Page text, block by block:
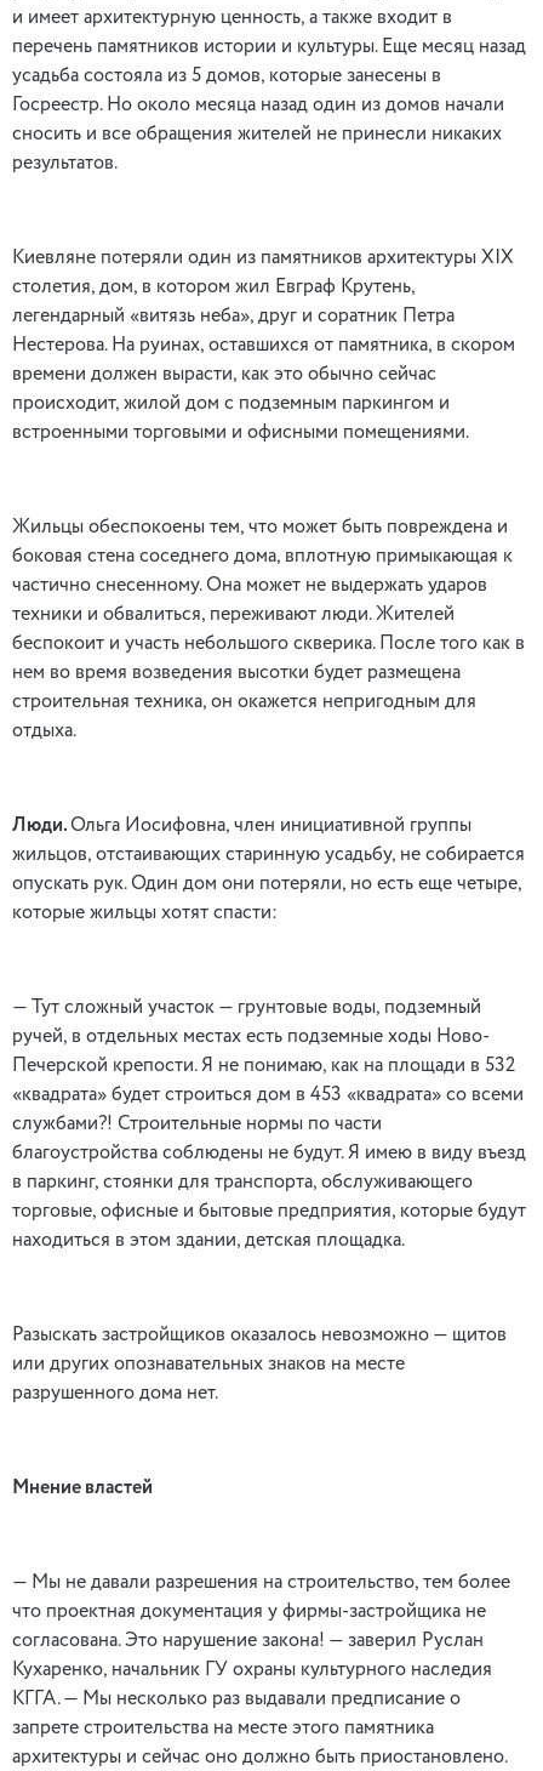
и имеет архитектурную ценность, а также входит в
перечень памятников истории и культуры. Еще месяц назад
усадьба состояла из 5 домов, которые занесены в
Госреестр. Но около месяца назад один из домов начали
сносить и все обращения жителей не принесли никаких
результатов.
Киевляне потеряли один из памятников архитектуры XIX
столетия, дом, в котором жил Евграф Крутень,
легендарный «витязь неба», друг и соратник Петра
Нестерова. На руинах, оставшихся от памятника, в скором
времени должен вырасти, как это обычно сейчас
происходит, жилой дом с подземным паркингом и
встроенными торговыми и офисными помещениями.
Жильцы обеспокоены тем, что может быть повреждена и
боковая стена соседнего дома, вплотную примыкающая к
частично снесенному. Она может не выдержать ударов
техники и обвалиться, переживают люди. Жителей
беспокоит и участь небольшого скверика. После того как в
нем во время возведения высотки будет размещена
строительная техника, он окажется непригодным для
отдыха.
Люди. Ольга Иосифовна, член инициативной группы
жильцов, отстаивающих старинную усадьбу, не собирается
опускать рук. Один дом они потеряли, но есть еще четыре,
которые жильцы хотят спасти:
— Тут сложный участок — грунтовые воды, подземный
ручей, в отдельных местах есть подземные ходы Ново-
Печерской крепости. Я не понимаю, как на площади в 532
«квадрата» будет строиться дом в 453 «квадрата» со всеми
службами?! Строительные нормы по части
благоустройства соблюдены не будут. Я имею в виду въезд
в паркинг, стоянки для транспорта, обслуживающего
торговые, офисные и бытовые предприятия, которые будут
находиться в этом здании, детская площадка.
Разыскать застройщиков оказалось невозможно — щитов
или других опознавательных знаков на месте
разрушенного дома нет.
Мнение властей
— Мы не давали разрешения на строительство, тем более
что проектная документация у фирмы-застройщика не
согласована. Это нарушение закона! — заверил Руслан
Кухаренко, начальник ГУ охраны культурного наследия
КГГА. — Мы несколько раз выдавали предписание о
запрете строительства на месте этого памятника
архитектуры и сейчас оно должно быть приостановлено.